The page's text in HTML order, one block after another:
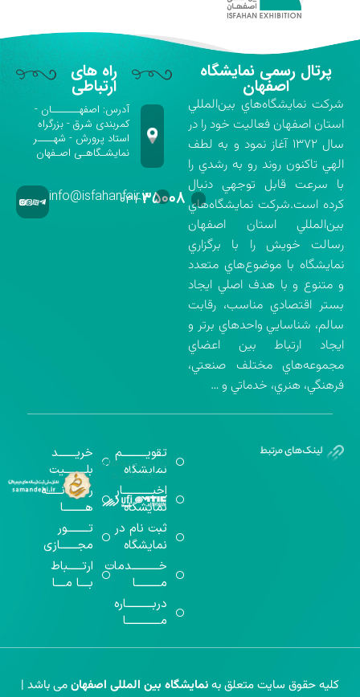
پرتال رسمی نمایشگاه
اصفهان
شركت نمايشگاه‌هاي بين‌المللي
استان اصفهان فعاليت خود را در
سال ۱۳۷۲ آغاز نمود و به لطف
الهي تاكنون روند رو به رشدي را
با سرعت قابل توجهي دنبال
كرده است.شركت نمايشگاه‌هاي
بين‌المللي استان اصفهان
رسالت خويش را با برگزاري
نمايشگاه با موضوع‌هاي متعدد
و متنوع و با هدف اصلي ايجاد
بستر اقتصادي مناسب، رقابت
سالم، شناسايي واحدهاي برتر و
ايجاد ارتباط بين اعضاي
مجموعه‌هاي مختلف صنعتي،
فرهنگي، هنري، خدماتي و …
راه های
ارتباطی
آدرس: اصفهـــــــان -
کمربندی شرق - بزرگراه
استاد پرورش - شهــــر
نمایشـگاهـی اصـفهان
۰۳۱-۳۵۰۰۸info@isfahanfair.ir
تقویــــــــــم
نمایشگاه
اخبــــــــــــار
نمایشگاه
ثبت نام در
نمایشگاه
خـــــــــــدمات
مــــــــــا
دربـــــــــــاره
مــــــــــــــا
خریـــــــد
بلـــــــــیت
رســـــانــــــه
هـــــــــا
تـــــــــور
مجـــــــازی
ارتــــــباط
بــــا مــــا
گواهینامه‌های
اخذ شده
کلیه حقوق سایت متعلق بهنمایشگاه بین المللی اصفهانمی باشد |